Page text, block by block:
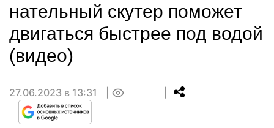
нательный скутер поможет
двигаться быстрее под водой
(видео)
27.06.2023 в 13:31